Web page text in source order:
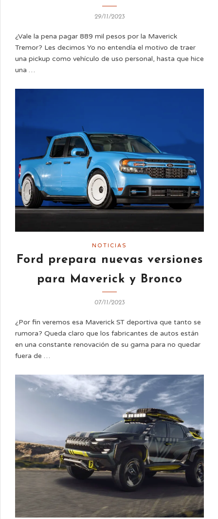
29/11/2023
¿Vale la pena pagar 889 mil pesos por la Maverick
Tremor? Les decimos Yo no entendía el motivo de traer
una pickup como vehículo de uso personal, hasta que hice
una …
NOTICIAS
Ford prepara nuevas versiones
para Maverick y Bronco
07/11/2023
¿Por fin veremos esa Maverick ST deportiva que tanto se
rumora? Queda claro que los fabricantes de autos están
en una constante renovación de su gama para no quedar
fuera de …